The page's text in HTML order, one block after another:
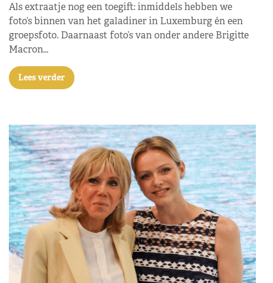
Als extraatje nog een toegift: inmiddels hebben we
foto’s binnen van het galadiner in Luxemburg én een
groepsfoto. Daarnaast foto’s van onder andere Brigitte
Macron…
Lees verder